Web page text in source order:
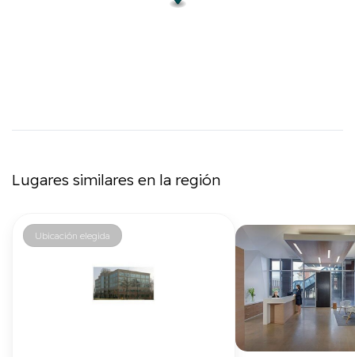
Lugares similares en la región
Ubicación elegida